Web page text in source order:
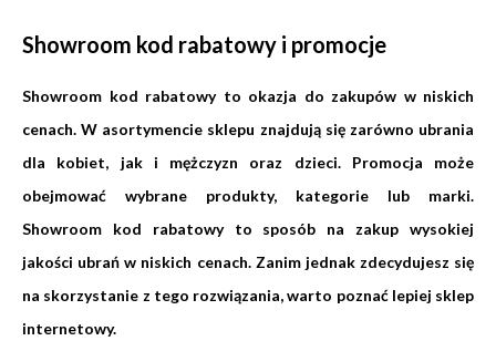
Showroom kod rabatowy i promocje
Showroom kod rabatowy to okazja do zakupów w niskich
cenach. W asortymencie sklepu znajdują się zarówno ubrania
dla kobiet, jak i mężczyzn oraz dzieci. Promocja może
obejmować wybrane produkty, kategorie lub marki.
Showroom kod rabatowy to sposób na zakup wysokiej
jakości ubrań w niskich cenach. Zanim jednak zdecydujesz się
na skorzystanie z tego rozwiązania, warto poznać lepiej sklep
internetowy.